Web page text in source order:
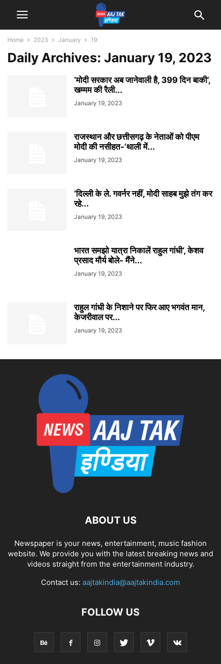
Home 2023 January 19
Daily Archives: January 19, 2023
‘मोदी सरकार अब जानेवाली है, 399 दिन बाकी’,
खम्मम की रैली...
January 19, 2023
राजस्थान और छत्तीसगढ़ के नेताओं को पीएम
मोदी की नसीहत-‘थाली में...
January 19, 2023
‘दिल्ली के ले. गवर्नर नहीं, मोदी साहब मुझे तंग कर
रहे...
January 19, 2023
भारत समझो यात्रा निकालें राहुल गांधी’, केशव
प्रसाद मौर्य बोले- मैंने...
January 19, 2023
राहुल गांधी के निशाने पर फिर आए भगवंत मान,
केजरीवाल पर...
January 19, 2023
ABOUT US
Newspaper is your news, entertainment, music fashion
website. We provide you with the latest breaking news and
videos straight from the entertainment industry.
Contact us: aajtakindia@aajtakindia.com
FOLLOW US